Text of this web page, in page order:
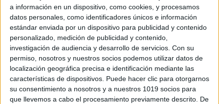
a información en un dispositivo, como cookies, y procesamos
datos personales, como identificadores únicos e información
estándar enviada por un dispositivo para publicidad y contenido
personalizado, medición de publicidad y contenido,
investigación de audiencia y desarrollo de servicios. Con su
permiso, nosotros y nuestros socios podemos utilizar datos de
localización geográfica precisa e identificación mediante las
características de dispositivos. Puede hacer clic para otorgarnos
su consentimiento a nosotros y a nuestros 1019 socios para
que llevemos a cabo el procesamiento previamente descrito. De
Nuevas Plantillas para horarios divertidos
en WORD. Hazte tu horario Dragones los
Jinetes de Mema
Publicado el 14 septiembre, 2013